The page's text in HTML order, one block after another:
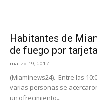
Habitantes de
de fuego por
marzo 19, 2017
(Miaminews24).- Entre las
varias personas se
un ofrecimiento...